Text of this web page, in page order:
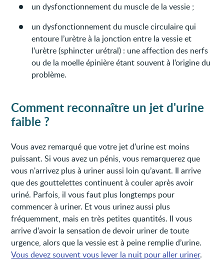
un dysfonctionnement du muscle de la vessie ;
un dysfonctionnement du muscle circulaire qui
entoure l’urètre à la jonction entre la vessie et
l’urètre (sphincter urétral) : une affection des nerfs
ou de la moelle épinière étant souvent à l’origine du
problème.
Comment reconnaître un jet d'urine
faible ?
Vous avez remarqué que votre jet d'urine est moins
puissant. Si vous avez un pénis, vous remarquerez que
vous n'arrivez plus à uriner aussi loin qu’avant. Il arrive
que des gouttelettes continuent à couler après avoir
uriné. Parfois, il vous faut plus longtemps pour
commencer à uriner. Et vous urinez aussi plus
fréquemment, mais en très petites quantités. Il vous
arrive d’avoir la sensation de devoir uriner de toute
urgence, alors que la vessie est à peine remplie d’urine.
Vous devez souvent vous lever la nuit pour aller uriner.